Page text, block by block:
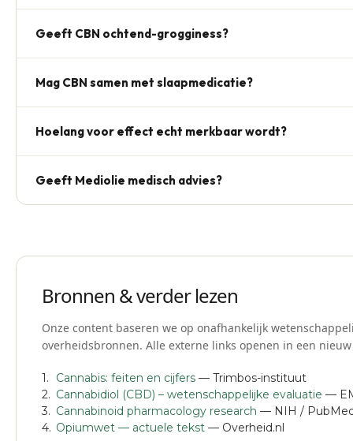
medisch advies; raadpleeg bij twijfel altijd een arts.
Geeft CBN ochtend-grogginess?
ervaring, geen medische bijwerkingclaim.
Mag CBN samen met slaapmedicatie?
zonder risico is — dit is geen medisch advies, raadpleeg
Hoelang voor effect echt merkbaar wordt?
reviews stabiliseert een routine na 7–14 dagen —
Geeft Mediolie medisch advies?
Bronnen & verder lezen
Onze content baseren we op onafhankelijk
overheidsbronnen. Alle externe links openen in een
Cannabis: feiten en cijfers — Trimbos-instituut
Cannabidiol (CBD) – wetenschappelijke evaluatie —
Cannabinoid pharmacology research — NIH /
Opiumwet — actuele tekst — Overheid.nl